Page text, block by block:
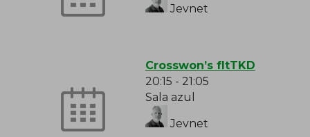
Jevnet
Crosswon’s fItTKD
20:15 - 21:05
Sala azul
Jevnet